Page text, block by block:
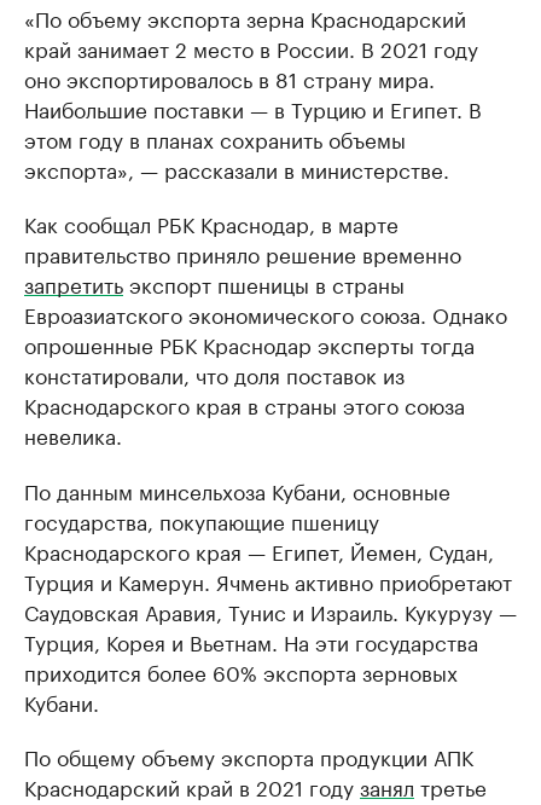
«По объему экспорта зерна Краснодарский
край занимает 2 место в России. В 2021 году
оно экспортировалось в 81 страну мира.
Наибольшие поставки — в Турцию и Египет. В
этом году в планах сохранить объемы
экспорта», — рассказали в министерстве.
Как сообщал РБК Краснодар, в марте
правительство приняло решение временно
запретитьэкспорт пшеницы в страны
Евроазиатского экономического союза. Однако
опрошенные РБК Краснодар эксперты тогда
констатировали, что доля поставок из
Краснодарского края в страны этого союза
невелика.
По данным минсельхоза Кубани, основные
государства, покупающие пшеницу
Краснодарского края — Египет, Йемен, Судан,
Турция и Камерун. Ячмень активно приобретают
Саудовская Аравия, Тунис и Израиль. Кукурузу —
Турция, Корея и Вьетнам. На эти государства
приходится более 60% экспорта зерновых
Кубани.
По общему объему экспорта продукции АПК
Краснодарский край в 2021 годузанял третье